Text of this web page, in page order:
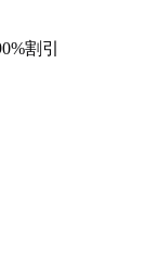
割引